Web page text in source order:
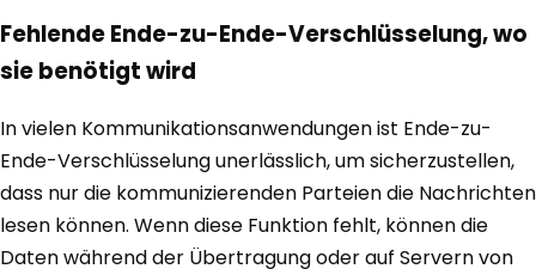
Fehlende Ende-zu-Ende-Verschlüsselung, wo
sie benötigt wird
In vielen Kommunikationsanwendungen ist Ende-zu-
Ende-Verschlüsselung unerlässlich, um sicherzustellen,
dass nur die kommunizierenden Parteien die Nachrichten
lesen können. Wenn diese Funktion fehlt, können die
Daten während der Übertragung oder auf Servern von